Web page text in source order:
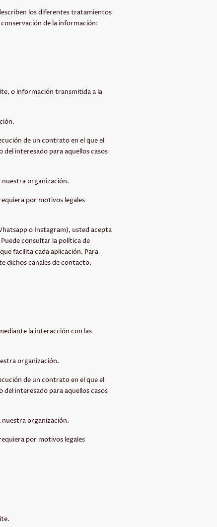
los diferentes tratamientos
de la información:
o información transmitida a la
de un contrato en el que el
interesado para aquellos casos
nuestra organización.
por motivos legales
o Instagram), usted acepta
consultar la política de
facilita cada aplicación. Para
dichos canales de contacto.
la interacción con las
organización.
de un contrato en el que el
interesado para aquellos casos
nuestra organización.
por motivos legales